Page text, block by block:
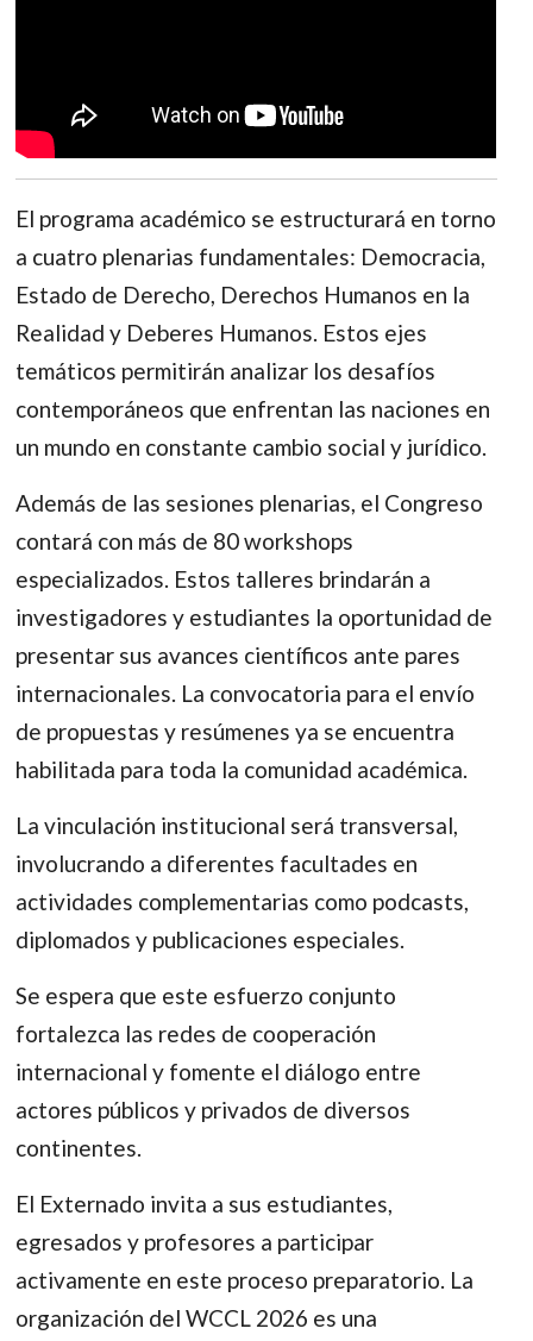
El programa académico se estructurará en torno
a cuatro plenarias fundamentales: Democracia,
Estado de Derecho, Derechos Humanos en la
Realidad y Deberes Humanos. Estos ejes
temáticos permitirán analizar los desafíos
contemporáneos que enfrentan las naciones en
un mundo en constante cambio social y jurídico.
Además de las sesiones plenarias, el Congreso
contará con más de 80 workshops
especializados. Estos talleres brindarán a
investigadores y estudiantes la oportunidad de
presentar sus avances científicos ante pares
internacionales. La convocatoria para el envío
de propuestas y resúmenes ya se encuentra
habilitada para toda la comunidad académica.
La vinculación institucional será transversal,
involucrando a diferentes facultades en
actividades complementarias como podcasts,
diplomados y publicaciones especiales.
Se espera que este esfuerzo conjunto
fortalezca las redes de cooperación
internacional y fomente el diálogo entre
actores públicos y privados de diversos
continentes.
El Externado invita a sus estudiantes,
egresados y profesores a participar
activamente en este proceso preparatorio. La
organización del WCCL 2026 es una